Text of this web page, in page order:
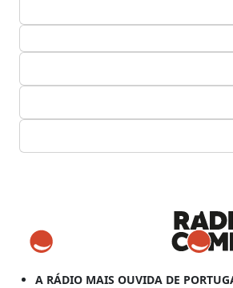
A RÁDIO MAIS OUVIDA DE